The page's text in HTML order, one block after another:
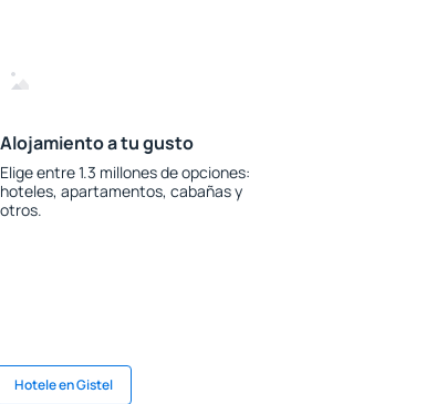
Alojamiento a tu gusto
Elige entre 1.3 millones de opciones:
hoteles, apartamentos, cabañas y
otros.
Hotele en Gistel